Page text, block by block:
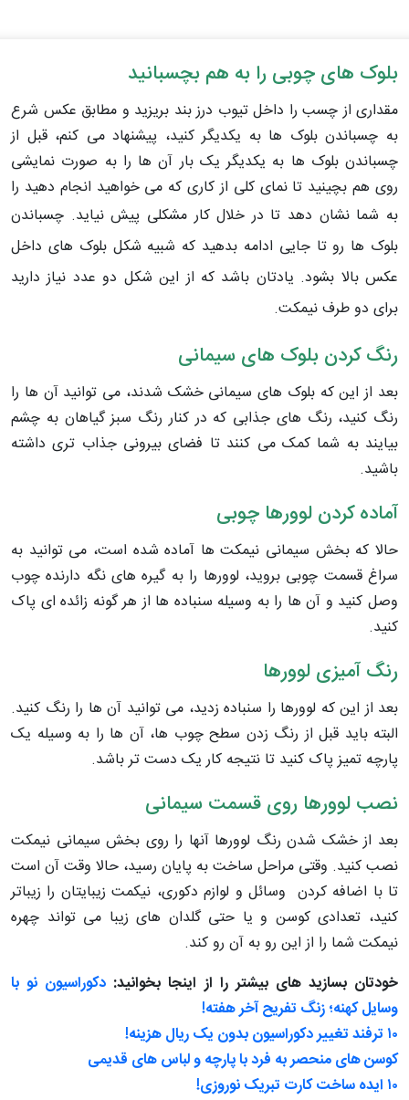
​بلوک های چوبی را به هم بچسبانید
مقداری از چسب را داخل تیوب درز بند بریزید و مطابق عکس شرع
به چسباندن بلوک ها به یکدیگر کنید، پیشنهاد می کنم، قبل از
چسباندن بلوک ها به یکدیگر یک بار آن ها را به صورت نمایشی
روی هم بچینید تا نمای کلی از کاری که می خواهید انجام دهید را
به شما نشان دهد تا در خلال کار مشکلی پیش نیاید. چسباندن
بلوک ها رو تا جایی ادامه بدهید که شبیه شکل بلوک های داخل
عکس بالا بشود. یادتان باشد که از این شکل دو عدد نیاز دارید
برای دو طرف نیمکت.
رنگ کردن بلوک های سیمانی
بعد از این که بلوک های سیمانی خشک شدند، می توانید آن ها را
رنگ کنید، رنگ های جذابی که در کنار رنگ سبز گیاهان به چشم
بیایند به شما کمک می کنند تا فضای بیرونی جذاب تری داشته
باشید.
آماده کردن لوورها چوبی
حالا که بخش سیمانی نیمکت ها آماده شده است، می توانید به
سراغ قسمت چوبی بروید، لوورها را به گیره های نگه دارنده چوب
وصل کنید و آن ها را به وسیله سنباده ها از هر گونه زائده ای پاک
کنید.
رنگ آمیزی لوورها
بعد از این که لوورها را سنباده زدید، می توانید آن ها را رنگ کنید.
البته باید قبل از رنگ زدن سطح چوب ها، آن ها را به وسیله یک
پارچه تمیز پاک کنید تا نتیجه کار یک دست تر باشد.
نصب لوورها روی قسمت سیمانی
بعد از خشک شدن رنگ لوورها آنها را روی بخش سیمانی نیمکت
نصب کنید. وقتی مراحل ساخت به پایان رسید، حالا وقت آن است
تا با اضافه کردن وسائل و لوازم دکوری، نیکمت زیبایتان را زیباتر
کنید، تعدادی کوسن و یا حتی گلدان های زیبا می تواند چهره
نیمکت شما را از این رو به آن رو کند.
خودتان بسازید های بیشتر را از اینجا بخوانید: دکوراسیون نو با
وسایل کهنه؛ زنگ تفریح آخر هفته!
۱۰ ترفند تغییر دکوراسیون بدون یک ریال هزینه!
کوسن های منحصر به فرد با پارچه و لباس های قدیمی
۱۰ ایده ساخت کارت تبریک نوروزی!